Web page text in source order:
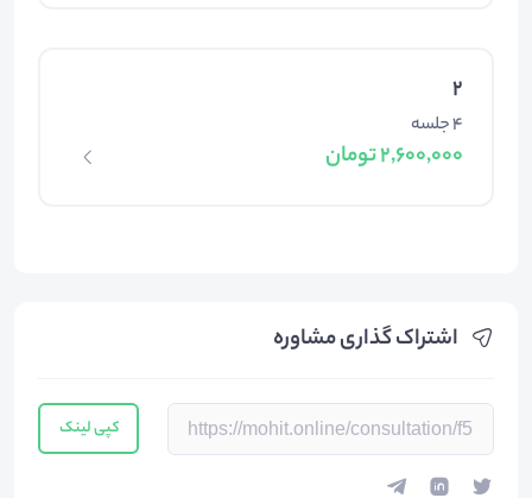
2
4 جلسه
2,600,000 تومان
اشتراک گذاری مشاوره
کپی لینک